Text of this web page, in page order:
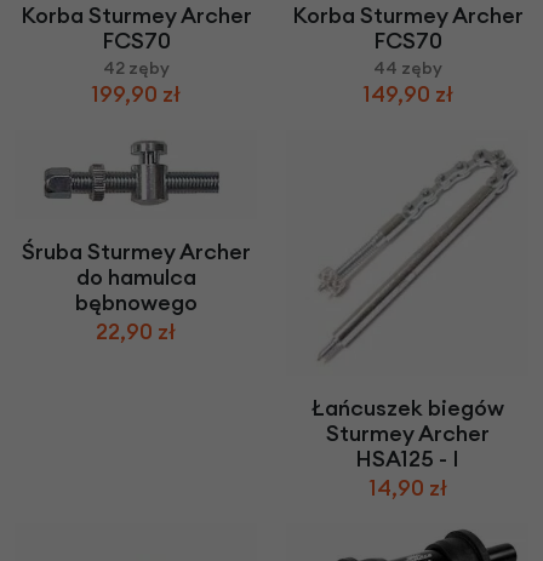
Korba Sturmey Archer
FCS70
42 zęby
199,90 zł
Korba Sturmey Archer
FCS70
44 zęby
149,90 zł
Śruba Sturmey Archer
do hamulca
bębnowego
22,90 zł
Łańcuszek biegów
Sturmey Archer
HSA125 - I
14,90 zł